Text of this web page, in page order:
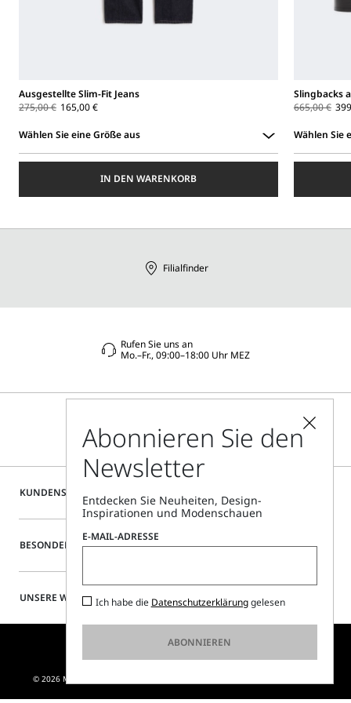
Ausgestellte Slim-Fit Jeans
275,00 € 165,00 €
Wählen Sie eine Größe aus
IN DEN WARENKORB
Slingbacks
665,00 €
Wählen Sie
KUNDENSERVICE
BESONDERE SERVICES
UNSERE WEBSITE
Filialfinder
Rufen Sie uns an
Mo.–Fr., 09:00–18:00 Uhr MEZ
© 2026 MAX MARA S.R.L. P. IVA NR. 01397620350 - ESW VAT NR. IE9740240D
Abonnieren Sie den
Newsletter
Entdecken Sie Neuheiten, Design-
Inspirationen und Modenschauen
E-MAIL-ADRESSE
Ich habe die Datenschutzerklärunggelesen
ABONNIEREN